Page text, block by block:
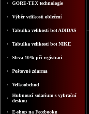
GORE-TEX technologie
Výběr velikosti oblečení
Tabulka velikosti bot ADIDAS
Tabulka velikosti bot NIKE
Sleva 10% při registraci
Poštovné zdarma
Velkoobchod
Hubnoucí solarium s vybrační
deskou
E-shop na Fecebooku